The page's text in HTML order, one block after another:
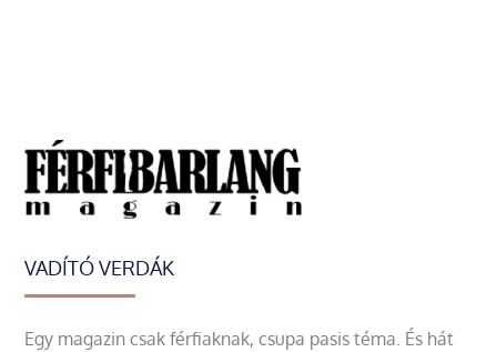
VADÍTÓ VERDÁK
Egy magazin csak férfiaknak, csupa pasis téma. És hát